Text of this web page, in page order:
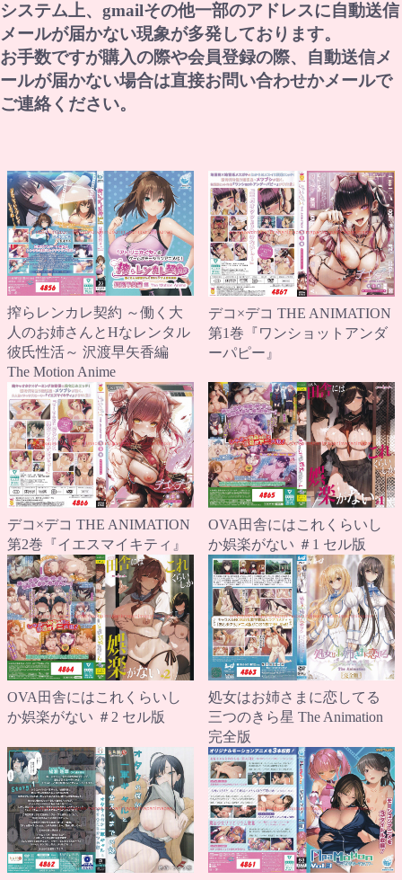
システム上、gmailその他一部のアドレスに自動送信
メールが届かない現象が多発しております。
お手数ですが購入の際や会員登録の際、自動送信メ
ールが届かない場合は直接お問い合わせかメールで
ご連絡ください。
搾らレンカレ契約 ～働く大
人のお姉さんとHなレンタル
彼氏性活～ 沢渡早矢香編
The Motion Anime
デコ×デコ THE ANIMATION
第1巻『ワンショットアンダ
ーパピー』
デコ×デコ THE ANIMATION
第2巻『イエスマイキティ』
OVA田舎にはこれくらいし
か娯楽がない ＃1 セル版
OVA田舎にはこれくらいし
か娯楽がない ＃2 セル版
処女はお姉さまに恋してる
三つのきら星 The Animation
完全版